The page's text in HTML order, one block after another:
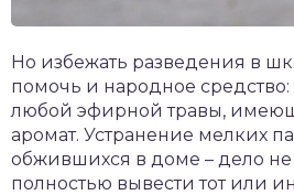
Но избежать разведения в
помочь и народное средство:
любой эфирной травы,
аромат. Устранение мелких
обжившихся в доме – дело не
полностью вывести тот или